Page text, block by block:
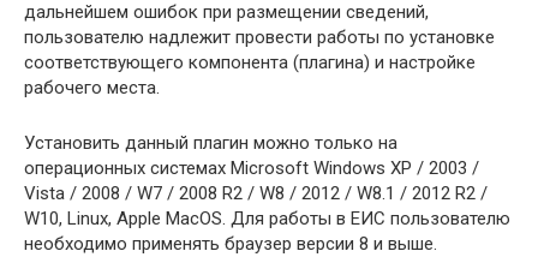
дальнейшем ошибок при размещении сведений,
пользователю надлежит провести работы по установке
соответствующего компонента (плагина) и настройке
рабочего места.
Установить данный плагин можно только на
операционных системах Microsoft Windows XP / 2003 /
Vista / 2008 / W7 / 2008 R2 / W8 / 2012 / W8.1 / 2012 R2 /
W10, Linux, Apple MacOS. Для работы в ЕИС пользователю
необходимо применять браузер версии 8 и выше.